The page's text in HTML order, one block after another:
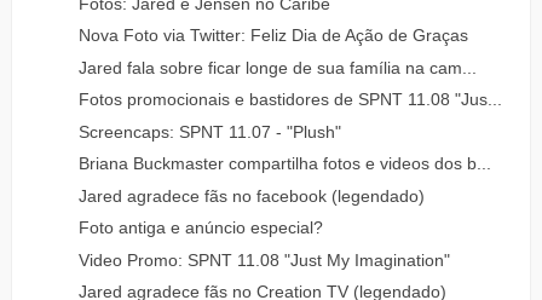
Nova Foto via Twitter: Feliz Dia de Ação de Graças
Jared fala sobre ficar longe de sua família na cam...
Fotos promocionais e bastidores de SPNT 11.08 "Jus...
Screencaps: SPNT 11.07 - "Plush"
Briana Buckmaster compartilha fotos e videos dos b...
Jared agradece fãs no facebook (legendado)
Foto antiga e anúncio especial?
Video Promo: SPNT 11.08 "Just My Imagination"
Jared agradece fãs no Creation TV (legendado)